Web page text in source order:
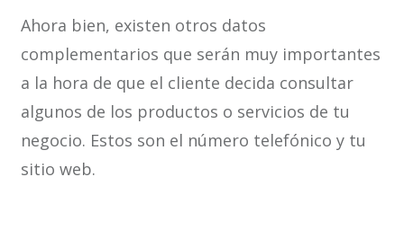
Ahora bien, existen otros datos
complementarios que serán muy importantes
a la hora de que el cliente decida consultar
algunos de los productos o servicios de tu
negocio. Estos son el número telefónico y tu
sitio web.